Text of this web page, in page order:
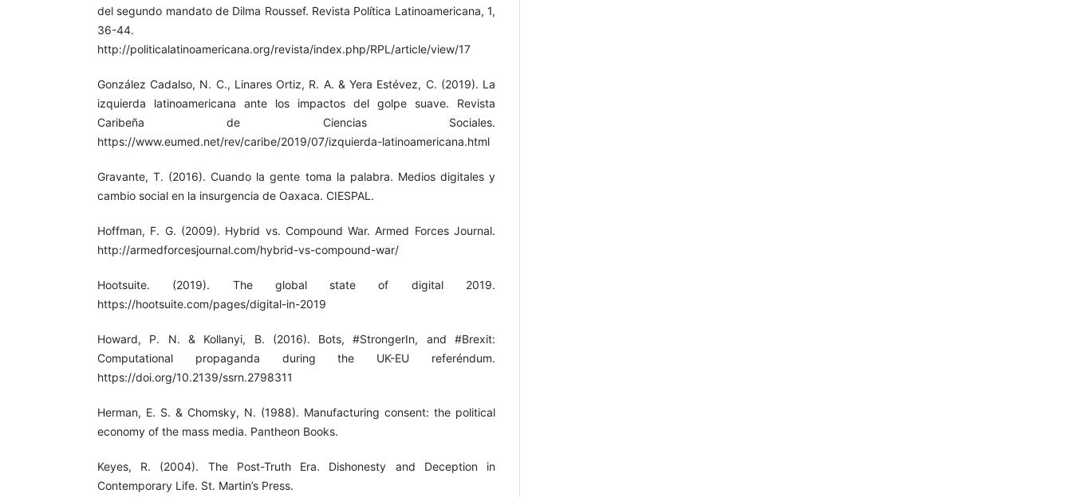
del segundo mandato de Dilma Roussef. Revista Política Latinoamericana, 1,
36-44.
http://politicalatinoamericana.org/revista/index.php/RPL/article/view/17
González Cadalso, N. C., Linares Ortiz, R. A. & Yera Estévez, C. (2019). La
izquierda latinoamericana ante los impactos del golpe suave. Revista
Caribeña de Ciencias Sociales.
https://www.eumed.net/rev/caribe/2019/07/izquierda-latinoamericana.html
Gravante, T. (2016). Cuando la gente toma la palabra. Medios digitales y
cambio social en la insurgencia de Oaxaca. CIESPAL.
Hoffman, F. G. (2009). Hybrid vs. Compound War. Armed Forces Journal.
http://armedforcesjournal.com/hybrid-vs-compound-war/
Hootsuite. (2019). The global state of digital 2019.
https://hootsuite.com/pages/digital-in-2019
Howard, P. N. & Kollanyi, B. (2016). Bots, #StrongerIn, and #Brexit:
Computational propaganda during the UK-EU referéndum.
https://doi.org/10.2139/ssrn.2798311
Herman, E. S. & Chomsky, N. (1988). Manufacturing consent: the political
economy of the mass media. Pantheon Books.
Keyes, R. (2004). The Post-Truth Era. Dishonesty and Deception in
Contemporary Life. St. Martin’s Press.